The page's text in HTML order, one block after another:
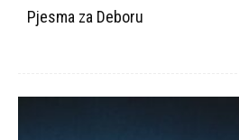
Pjesma za Deboru